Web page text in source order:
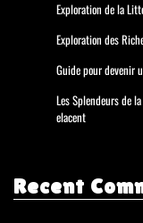
Exploration de la
Exploration des
Guide pour devenir
Les Splendeurs de
elacent
Recent